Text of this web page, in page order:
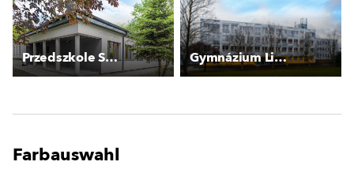
Przedszkole Szczecińska Gymnázium Litoměřická
Farbauswahl